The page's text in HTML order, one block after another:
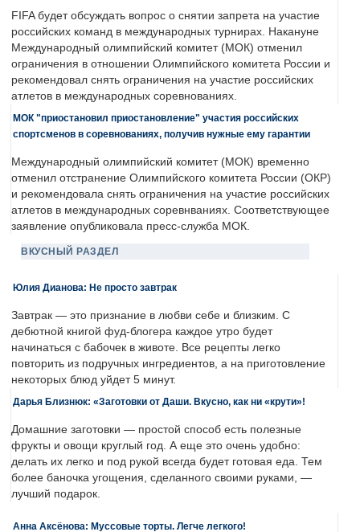
FIFA будет обсуждать вопрос о снятии запрета на участие
российских команд в международных турнирах. Накануне
Международный олимпийский комитет (МОК) отменил
ограничения в отношении Олимпийского комитета России и
рекомендовал снять ограничения на участие российских
атлетов в международных соревнованиях.
МОК "приостановил приостановление" участия российских
спортсменов в соревнованиях, получив нужные ему гарантии
Международный олимпийский комитет (МОК) временно
отменил отстранение Олимпийского комитета России (ОКР)
и рекомендовала снять ограничения на участие российских
атлетов в международных соревнваниях. Соответствующее
заявление опубликовала пресс-служба МОК.
ВКУСНЫЙ РАЗДЕЛ
Юлия Дианова: Не просто завтрак
Завтрак — это признание в любви себе и близким. С
дебютной книгой фуд-блогера каждое утро будет
начинаться с бабочек в животе. Все рецепты легко
повторить из подручных ингредиентов, а на приготовление
некоторых блюд уйдет 5 минут.
Дарья Близнюк: «Заготовки от Даши. Вкусно, как ни «крути»!
Домашние заготовки — простой способ есть полезные
фрукты и овощи круглый год. А еще это очень удобно:
делать их легко и под рукой всегда будет готовая еда. Тем
более баночка угощения, сделанного своими руками, —
лучший подарок.
Анна Аксёнова: Муссовые торты. Легче легкого!